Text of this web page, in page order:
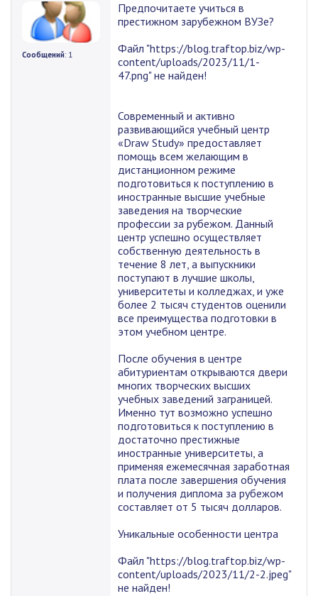
Сообщений: 1
Предпочитаете учиться в
престижном зарубежном ВУЗе?
Файл "https://blog.traftop.biz/wp-
content/uploads/2023/11/1-
47.png" не найден!
Современный и активно
развивающийся учебный центр
«Draw Study» предоставляет
помощь всем желающим в
дистанционном режиме
подготовиться к поступлению в
иностранные высшие учебные
заведения на творческие
профессии за рубежом. Данный
центр успешно осуществляет
собственную деятельность в
течение 8 лет, а выпускники
поступают в лучшие школы,
университеты и колледжах, и уже
более 2 тысяч студентов оценили
все преимущества подготовки в
этом учебном центре.
После обучения в центре
абитуриентам открываются двери
многих творческих высших
учебных заведений заграницей.
Именно тут возможно успешно
подготовиться к поступлению в
достаточно престижные
иностранные университеты, а
применяя ежемесячная заработная
плата после завершения обучения
и получения диплома за рубежом
составляет от 5 тысяч долларов.
Уникальные особенности центра
Файл "https://blog.traftop.biz/wp-
content/uploads/2023/11/2-2.jpeg"
не найден!